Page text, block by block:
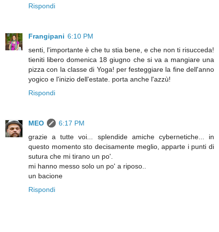
Rispondi
Frangipani 6:10 PM
senti, l'importante è che tu stia bene, e che non ti risucceda!
tieniti libero domenica 18 giugno che si va a mangiare una
pizza con la classe di Yoga! per festeggiare la fine dell'anno
yogico e l'inizio dell'estate. porta anche l'azzù!
Rispondi
MEO
6:17 PM
grazie a tutte voi... splendide amiche cybernetiche... in
questo momento sto decisamente meglio, apparte i punti di
sutura che mi tirano un po'.
mi hanno messo solo un po' a riposo..
un bacione
Rispondi